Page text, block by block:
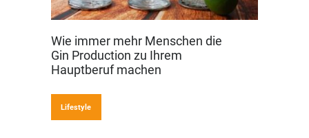
Wie immer mehr Menschen die
Gin Production zu Ihrem
Hauptberuf machen
Lifestyle